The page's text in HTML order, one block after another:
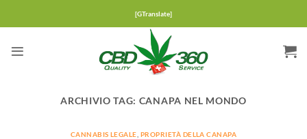
[GTranslate]
ARCHIVIO TAG: CANAPA NEL MONDO
CANNABIS LEGALE PROPRIETÀ DELLA CANAPA